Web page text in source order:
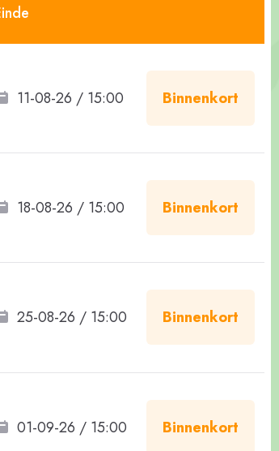
11-08-26 / 15:00 Binnenkort
18-08-26 / 15:00 Binnenkort
25-08-26 / 15:00 Binnenkort
01-09-26 / 15:00 Binnenkort